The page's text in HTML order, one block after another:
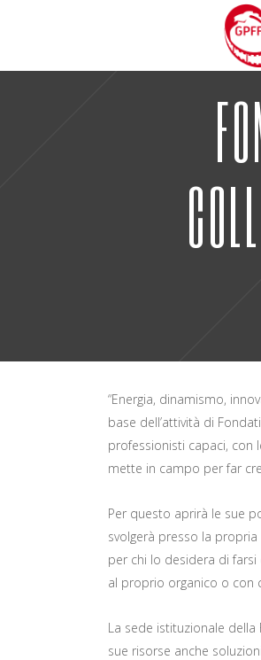
“Energia, dinamismo,
base dell’attività di
professionisti capaci, con
mette in campo per far
Per questo aprirà le sue
svolgerà presso la
per chi lo desidera di
al proprio organico o con
La sede istituzionale
sue risorse anche